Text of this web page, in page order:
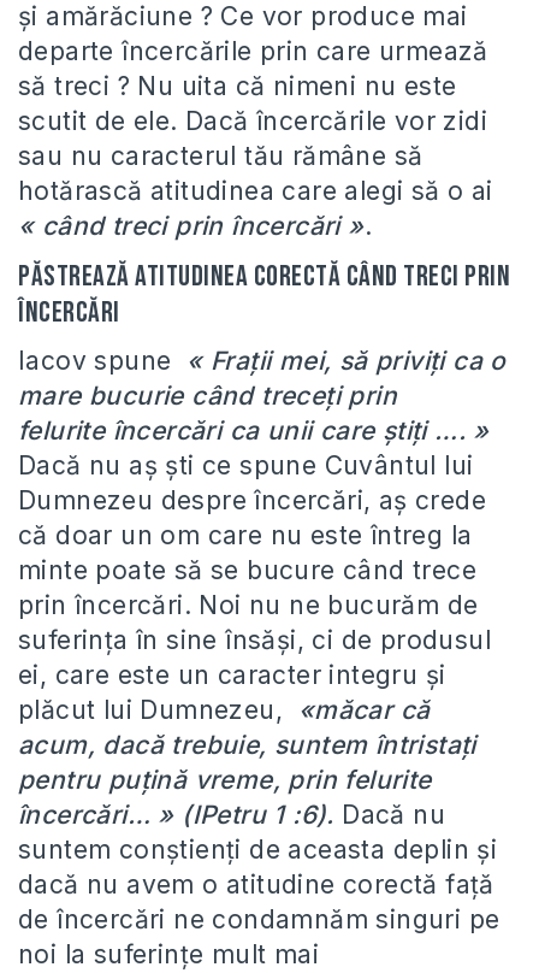
şi amărăciune ? Ce vor produce mai
departe încercările prin care urmează
să treci ? Nu uita că nimeni nu este
scutit de ele. Dacă încercările vor zidi
sau nu caracterul tău rămâne să
hotărască atitudinea care alegi să o ai
« când treci prin încercări ».
Păstrează atitudinea corectă când treci prin
încercări
Iacov spune « Fraţii mei, să priviţi ca o
mare bucurie când treceţi prin
felurite încercări ca unii care ştiţi …. »
Dacă nu aş şti ce spune Cuvântul lui
Dumnezeu despre încercări, aş crede
că doar un om care nu este întreg la
minte poate să se bucure când trece
prin încercări. Noi nu ne bucurăm de
suferinţa în sine însăşi, ci de produsul
ei, care este un caracter integru și
plăcut lui Dumnezeu, «măcar că
acum, dacă trebuie, suntem întristaţi
pentru puţină vreme, prin felurite
încercări… » (IPetru 1 :6). Dacă nu
suntem conştienţi de aceasta deplin şi
dacă nu avem o atitudine corectă faţă
de încercări ne condamnăm singuri pe
noi la suferinţe mult mai